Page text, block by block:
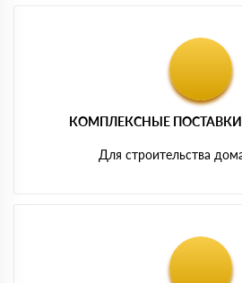
КОМПЛЕКСНЫЕ
Для строительства